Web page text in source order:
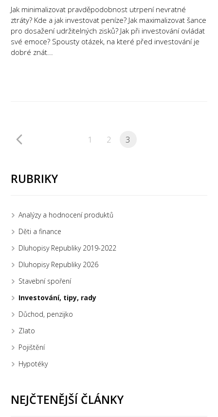
Jak minimalizovat pravděpodobnost utrpení nevratné
ztráty? Kde a jak investovat peníze? Jak maximalizovat šance
pro dosažení udržitelných zisků? Jak při investování ovládat
své emoce? Spousty otázek, na které před investování je
dobré znát...
1 2 3
RUBRIKY
Analýzy a hodnocení produktů
Děti a finance
Dluhopisy Republiky 2019-2022
Dluhopisy Republiky 2026
Stavební spoření
Investování, tipy, rady
Důchod, penzijko
Zlato
Pojištění
Hypotéky
NEJČTENĚJŠÍ ČLÁNKY